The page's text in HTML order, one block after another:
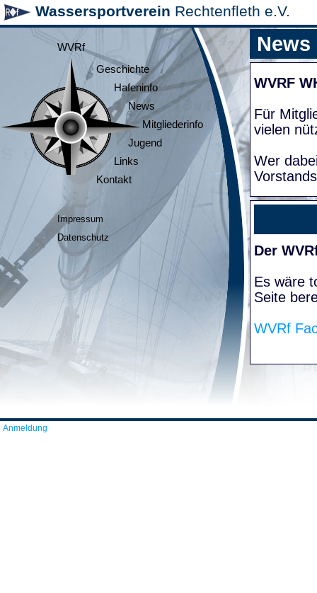
Wassersportverein Rechtenfleth e.V.
WVRf
Geschichte
Hafeninfo
News
Mitgliederinfo
Jugend
Links
Kontakt
Impressum
Datenschutz
News
WVRF
Für
vielen
Wer
Der
Es wäre
Seite
WVRf
Anmeldung